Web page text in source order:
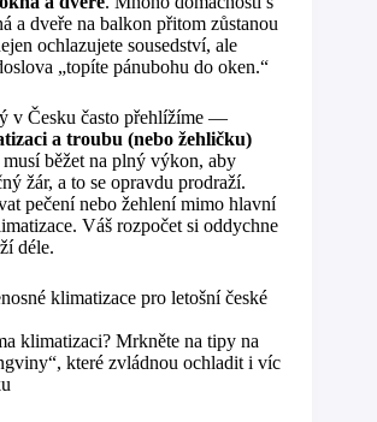
a dveře na balkon přitom zůstanou
ochlazujete sousedství, ale
„topíte pánubohu do oken.“
v Česku často přehlížíme —
a troubu (nebo žehličku)
běžet na plný výkon, aby
žár, a to se opravdu prodraží.
pečení nebo žehlení mimo hlavní
Váš rozpočet si oddychne
déle.
klimatizace pro letošní české
klimatizaci? Mrkněte na tipy na
které zvládnou ochladit i víc